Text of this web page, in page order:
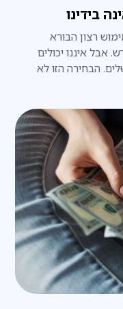
בידינו
רצון הבורא
אבל איננו יכולים
הבחירה הזו לא